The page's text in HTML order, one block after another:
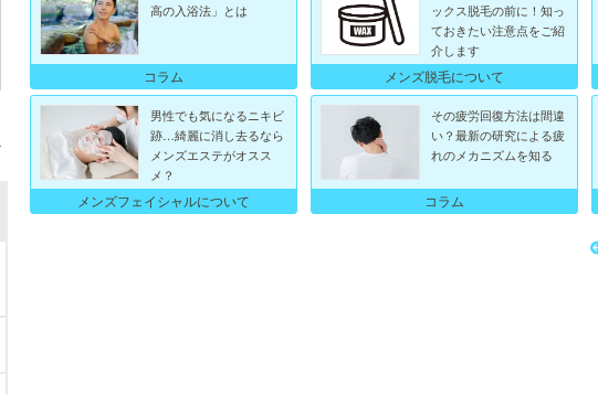
高の入浴法」とは
コラム
ックス脱毛の前に！知っ
ておきたい注意点をご紹
介します
メンズ脱毛について
男性でも気になるニキビ
跡…綺麗に消し去るなら
メンズエステがオスス
メ？
メンズフェイシャルについて
その疲労回復方法は間違
い？最新の研究による疲
れのメカニズムを知る
コラム